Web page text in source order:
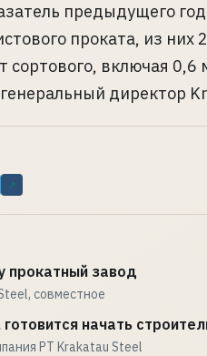
предыдущего
проката, из них
сортового, включая
директор
↗
прокатный завод
совместное
начать
PT Krakatau Steel